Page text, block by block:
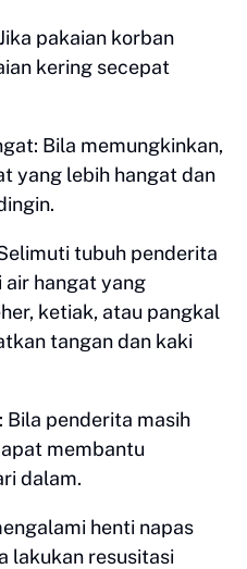
pakaian korban
kering secepat
Bila memungkinkan,
yang lebih hangat dan
tubuh penderita
air hangat yang
ketiak, atau pangkal
tangan dan kaki
Bila penderita masih
membantu
dalam.
henti napas
lakukan resusitasi